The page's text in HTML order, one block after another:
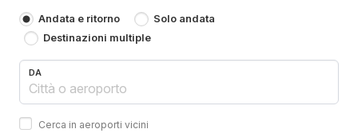
Andata e ritorno
Solo andata
Destinazioni multiple
DA
Cerca in aeroporti vicini